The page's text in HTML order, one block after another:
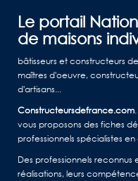
Le portail
de maisons
bâtisseurs et constructeurs
maîtres d'oeuvre,
d'artisans...
Constructeursdefrance.com
vous proposons des fiches
professionnels spécialistes
Des professionnels
réalisations, leurs